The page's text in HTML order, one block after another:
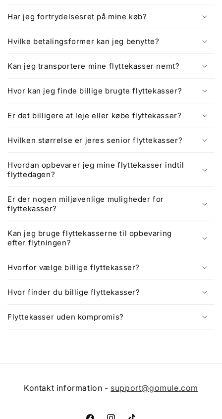
Har jeg fortrydelsesret på mine køb?
Hvilke betalingsformer kan jeg benytte?
Kan jeg transportere mine flyttekasser nemt?
Hvor kan jeg finde billige brugte flyttekasser?
Er det billigere at leje eller købe flyttekasser?
Hvilken størrelse er jeres senior flyttekasser?
Hvordan opbevarer jeg mine flyttekasser indtil
flyttedagen?
Er der nogen miljøvenlige muligheder for
flyttekasser?
Kan jeg bruge flyttekasserne til opbevaring
efter flytningen?
Hvorfor vælge billige flyttekasser?
Hvor finder du billige flyttekasser?
Flyttekasser uden kompromis?
Kontakt information - support@gomule.com